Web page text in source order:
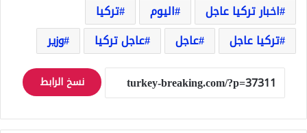
اخبار تركيا عاجل
اليوم
تركيا
تركيا عاجل
عاجل عاجل تركيا وزير
نسخ الرابط